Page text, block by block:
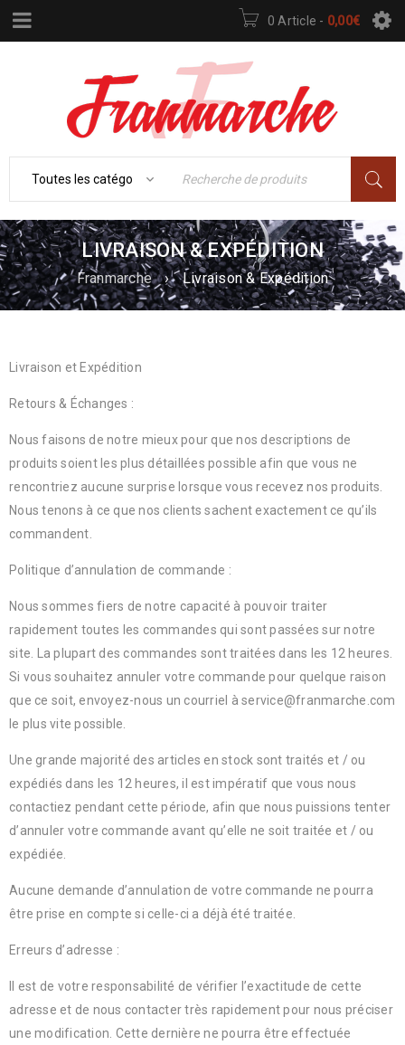
0 Article - 0,00€
LIVRAISON & EXPÉDITION
Franmarche › Livraison & Expédition
Livraison et Expédition
Retours & Échanges :
Nous faisons de notre mieux pour que nos descriptions de
produits soient les plus détaillées possible afin que vous ne
rencontriez aucune surprise lorsque vous recevez nos produits.
Nous tenons à ce que nos clients sachent exactement ce qu’ils
commandent.
Politique d’annulation de commande :
Nous sommes fiers de notre capacité à pouvoir traiter
rapidement toutes les commandes qui sont passées sur notre
site. La plupart des commandes sont traitées dans les 12 heures.
Si vous souhaitez annuler votre commande pour quelque raison
que ce soit, envoyez-nous un courriel à service@franmarche.com
le plus vite possible.
Une grande majorité des articles en stock sont traités et / ou
expédiés dans les 12 heures, il est impératif que vous nous
contactiez pendant cette période, afin que nous puissions tenter
d’annuler votre commande avant qu’elle ne soit traitée et / ou
expédiée.
Aucune demande d’annulation de votre commande ne pourra
être prise en compte si celle-ci a déjà été traitée.
Erreurs d’adresse :
Il est de votre responsabilité de vérifier l’exactitude de cette
adresse et de nous contacter très rapidement pour nous préciser
une modification. Cette dernière ne pourra être effectuée